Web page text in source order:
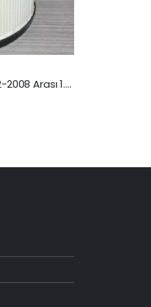
Peugeot Partner 2002-2008 Arası 1.9 Dizel Yakıt Filtresi